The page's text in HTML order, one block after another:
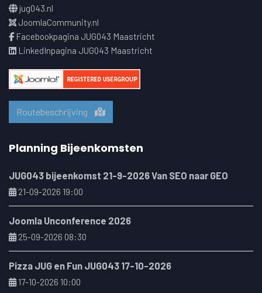
jug043.nl
JoomlaCommunity.nl
Facebookpagina JUG043 Maastricht
LinkedInpagina JUG043 Maastricht
Routebeschrijving
Planning Bijeenkomsten
JUG043 bijeenkomst 21-9-2026 Van SEO naar GEO
21-09-2026 19:00
Joomla Unconference 2026
25-09-2026 08:30
Pizza JUG en Fun JUG043 17-10-2026
17-10-2026 10:00